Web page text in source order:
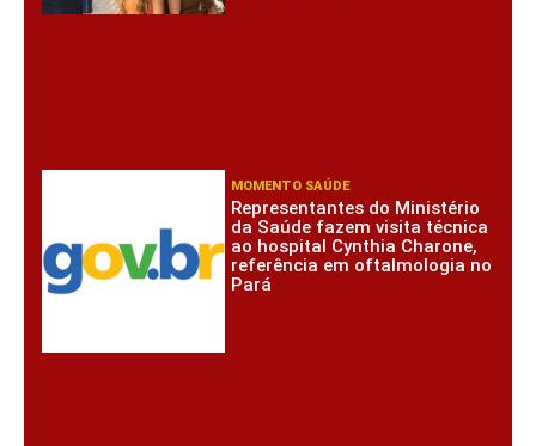
MOMENTO SAÚDE
Representantes do Ministério
da Saúde fazem visita técnica
ao hospital Cynthia Charone,
referência em oftalmologia no
Pará